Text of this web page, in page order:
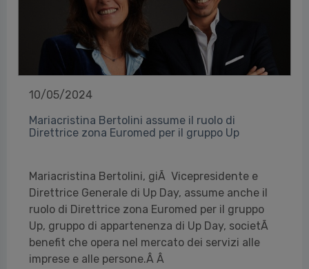
10/05/2024
Mariacristina Bertolini assume il ruolo di
Direttrice zona Euromed per il gruppo Up
Mariacristina Bertolini, giÃ Vicepresidente e
Direttrice Generale di Up Day, assume anche il
ruolo di Direttrice zona Euromed per il gruppo
Up, gruppo di appartenenza di Up Day, societÃ
benefit che opera nel mercato dei servizi alle
imprese e alle persone.Â Â